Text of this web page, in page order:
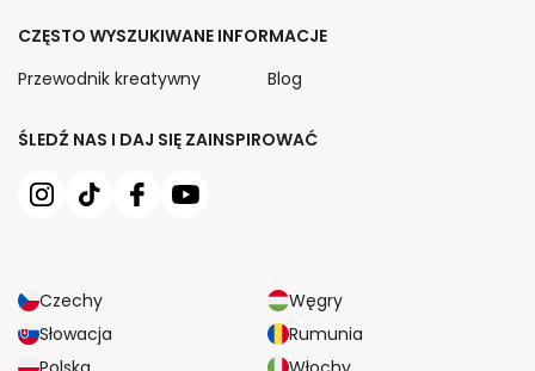
ŚLEDŹ NAS I DAJ SIĘ ZAINSPIROWAĆ
Czechy
Węgry
Słowacja
Rumunia
CZĘSTO WYSZUKIWANE INFORMACJE
Przewodnik kreatywny
Blog